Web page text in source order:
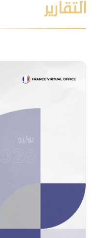
التقارير